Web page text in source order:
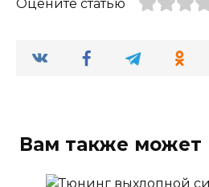
Оцените статью
Вам также может